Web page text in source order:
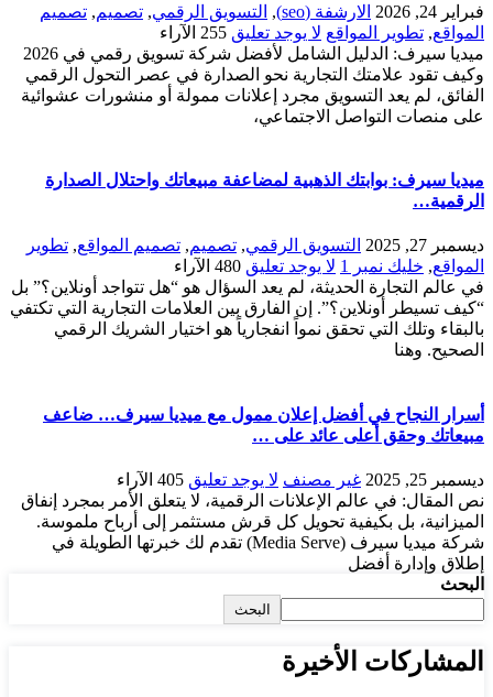
فبراير 24, 2026 الارشفة (seo) , التسويق الرقمي, تصميم, تصميم
المواقع, تطوير المواقع لا يوجد تعليق 255 الآراء
ميديا سيرف: الدليل الشامل لأفضل شركة تسويق رقمي في 2026
وكيف تقود علامتك التجارية نحو الصدارة في عصر التحول الرقمي
الفائق، لم يعد التسويق مجرد إعلانات ممولة أو منشورات عشوائية
على منصات التواصل الاجتماعي،
ميديا سيرف: بوابتك الذهبية لمضاعفة مبيعاتك واحتلال الصدارة
الرقمية…
ديسمبر 27, 2025 التسويق الرقمي, تصميم, تصميم المواقع, تطوير
المواقع, خليك نمبر 1 لا يوجد تعليق 480 الآراء
في عالم التجارة الحديثة، لم يعد السؤال هو “هل تتواجد أونلاين؟” بل
“كيف تسيطر أونلاين؟”. إن الفارق بين العلامات التجارية التي تكتفي
بالبقاء وتلك التي تحقق نمواً انفجارياً هو اختيار الشريك الرقمي
الصحيح. وهنا
أسرار النجاح في أفضل إعلان ممول مع ميديا سيرف… ضاعف
مبيعاتك وحقق أعلى عائد على …
ديسمبر 25, 2025 غير مصنف لا يوجد تعليق 405 الآراء
نص المقال: في عالم الإعلانات الرقمية، لا يتعلق الأمر بمجرد إنفاق
الميزانية، بل بكيفية تحويل كل قرش مستثمر إلى أرباح ملموسة.
شركة ميديا سيرف (Media Serve) تقدم لك خبرتها الطويلة في
إطلاق وإدارة أفضل
البحث
البحث
المشاركات الأخيرة